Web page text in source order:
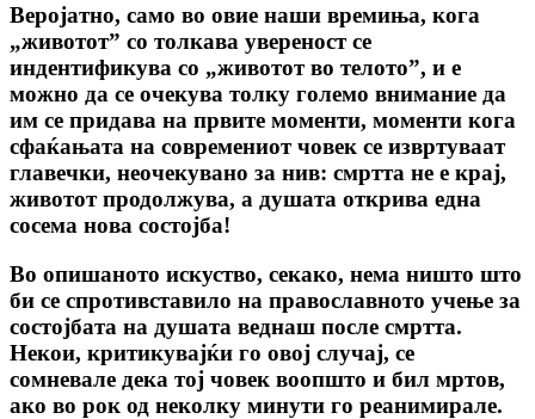
Веројатно, само во овие наши времиња, кога
„животот” co толкава увереност се
индентификува co „животот во телото”, и е
можно да се очекува толку големо внимание да
им се придава на првите моменти, моменти кога
сфаќањата на современиот човек се извртуваат
главечки, неочекувано за нив: смртта не е крај,
животот продолжува, а душата открива една
сосема нова состојба!
Bo опишаното искуство, секако, нема ништо што
би се спротивставило на православното учење за
состојбата на душата веднаш после смртта.
Некои, критикувајќи го овој случај, се
сомневале дека тој човек воопшто и бил мртов,
ако во рок од неколку минути го реанимирале.